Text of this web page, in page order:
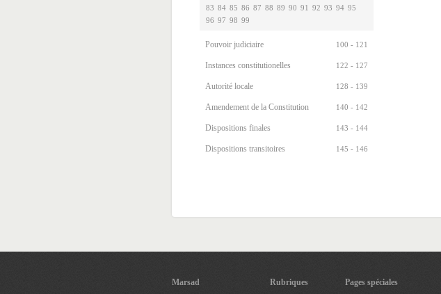
83 84 85 86 87 88 89 90 91 92 93 94 95
96 97 98 99
100 - 121
Pouvoir judiciaire
122 - 127
Instances constitutionelles
128 - 139
Autorité locale
140 - 142
Amendement de la Constitution
143 - 144
Dispositions finales
145 - 146
Dispositions transitoires
Marsad Rubriques Pages spéciales